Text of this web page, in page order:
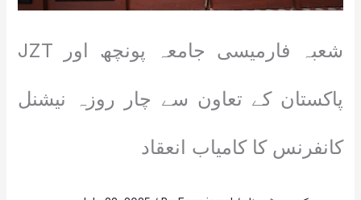
شعبہ فارمیسی جامعہ پونچھ اور JZT
پاکستان کے تعاون سے چار روزہ نیشنل
کانفرنس کا کامیاب انعقاد